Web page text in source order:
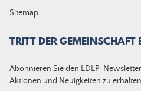
Sitemap
TRITT DER GEMEINSCHAFT
Abonnieren Sie den LDLP-
Aktionen und Neuigkeiten zu